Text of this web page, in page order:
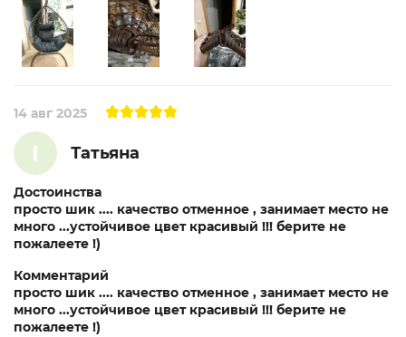
I Татьяна
14 авг 2025
Достоинства
просто шик .... качество отменное , занимает место не
много ...устойчивое цвет красивый !!! берите не
пожалеете !)
Комментарий
просто шик .... качество отменное , занимает место не
много ...устойчивое цвет красивый !!! берите не
пожалеете !)